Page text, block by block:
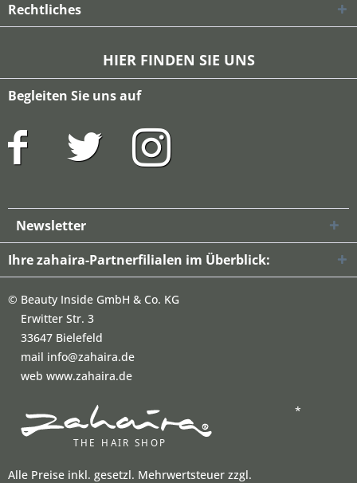
Rechtliches
HIER FINDEN SIE UNS
Begleiten Sie uns auf
Newsletter
Ihre zahaira-Partnerfilialen im Überblick:
© Beauty Inside GmbH & Co. KG
Erwitter Str. 3
33647 Bielefeld
mail info@zahaira.de
web www.zahaira.de
*
Alle Preise inkl. gesetzl. Mehrwertsteuer zzgl.